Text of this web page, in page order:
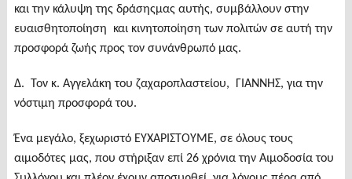
και την κάλυψη της δράσηςμας αυτής, συμβάλλουν στην
ευαισθητοποίηση και κινητοποίηση των πολιτών σε αυτή την
προσφορά ζωής προς τον συνάνθρωπό μας.
Δ. Τον κ. Αγγελάκη του ζαχαροπλαστείου, ΓΙΑΝΝΗΣ, για την
νόστιμη προσφορά του.
Ένα μεγάλο, ξεχωριστό ΕΥΧΑΡΙΣΤΟΥΜΕ, σε όλους τους
αιμοδότες μας, που στήριξαν επί 26 χρόνια την Αιμοδοσία του